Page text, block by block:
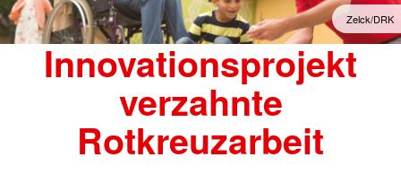
Zelck/DRK
Innovationsprojekt
verzahnte
Rotkreuzarbeit